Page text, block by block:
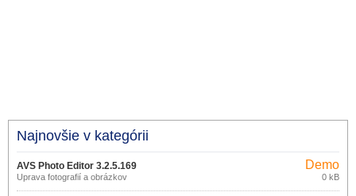
Najnovšie v kategórii
AVS Photo Editor 3.2.5.169
Úprava fotografií a obrázkov
Demo
0 kB